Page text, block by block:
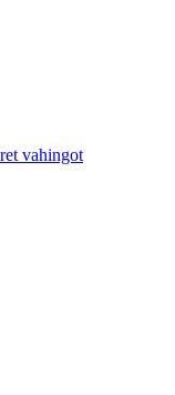
vahingot